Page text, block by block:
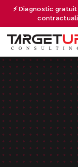
⚡ Diagnostic
Se rendre au contenu